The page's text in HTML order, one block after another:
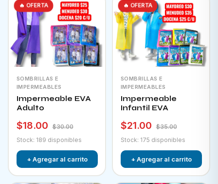
🔥 OFERTA
SOMBRILLAS E
IMPERMEABLES
Impermeable EVA
Adulto
$18.00
$30.00
Stock: 189 disponibles
+ Agregar al carrito
🔥 OFERTA
SOMBRILLAS E
IMPERMEABLES
Impermeable
Infantil EVA
$21.00
$35.00
Stock: 175 disponibles
+ Agregar al carrito